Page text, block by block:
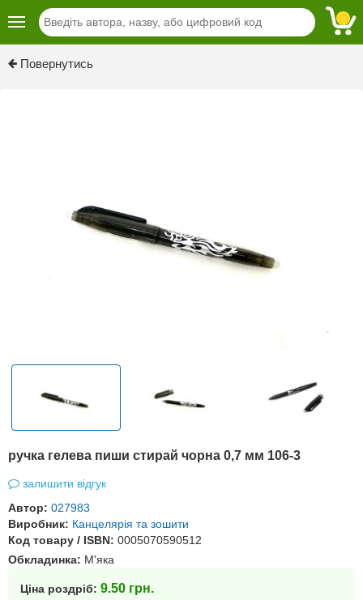
Повернутись
ручка гелева пиши стирай чорна 0,7 мм 106-3
залишити відгук
Автор: 027983
Виробник: Канцелярія та зошити
Код товару / ISBN: 0005070590512
Обкладинка: М'яка
Ціна роздріб: 9.50 грн.